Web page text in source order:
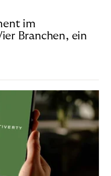
im
Branchen, ein